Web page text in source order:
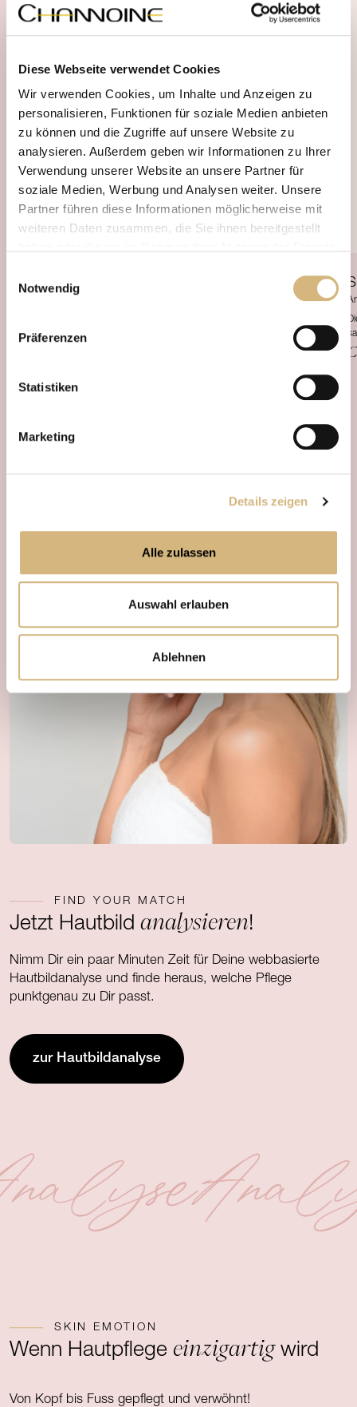
Diese Webseite verwendet Cookies
Wir verwenden Cookies, um Inhalte und Anzeigen zu
personalisieren, Funktionen für soziale Medien anbieten
zu können und die Zugriffe auf unsere Website zu
analysieren. Außerdem geben wir Informationen zu Ihrer
Verwendung unserer Website an unsere Partner für
soziale Medien, Werbung und Analysen weiter. Unsere
Partner führen diese Informationen möglicherweise mit
weiteren Daten zusammen, die Sie ihnen bereitgestellt
und im
mehr darüber, wer wir sind, wie Sie uns
kontaktieren können und wie wir personenbezogene
Notwendig
Präferenzen
Statistiken
Marketing
Details zeigen
Alle zulassen
Auswahl erlauben
Ablehnen
Delightful Beautifying
Dich mit diesem wertvollen Body-Fluid verwöhnst. Erlebe die unendlich seidig-
weiche und wertvolle Pflegetextur, die die Haut mit allen Feuchtigkeits- und
FIND YOUR MATCH
Jetzt Hautbildanalysieren!
Nimm Dir ein paar Minuten Zeit für Deine webbasierte
Hautbildanalyse und finde heraus, welche Pflege
punktgenau zu Dir passt.
zur Hautbildanalyse
SKIN EMOTION
Wenn Hautpflege einzigartigwird
Von Kopf bis Fuss gepflegt und verwöhnt!